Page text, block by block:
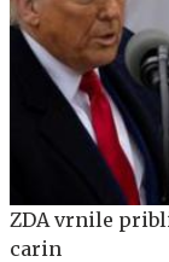
ZDA vrnile
carin